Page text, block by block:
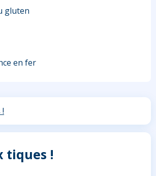
gluten
en fer
tiques !